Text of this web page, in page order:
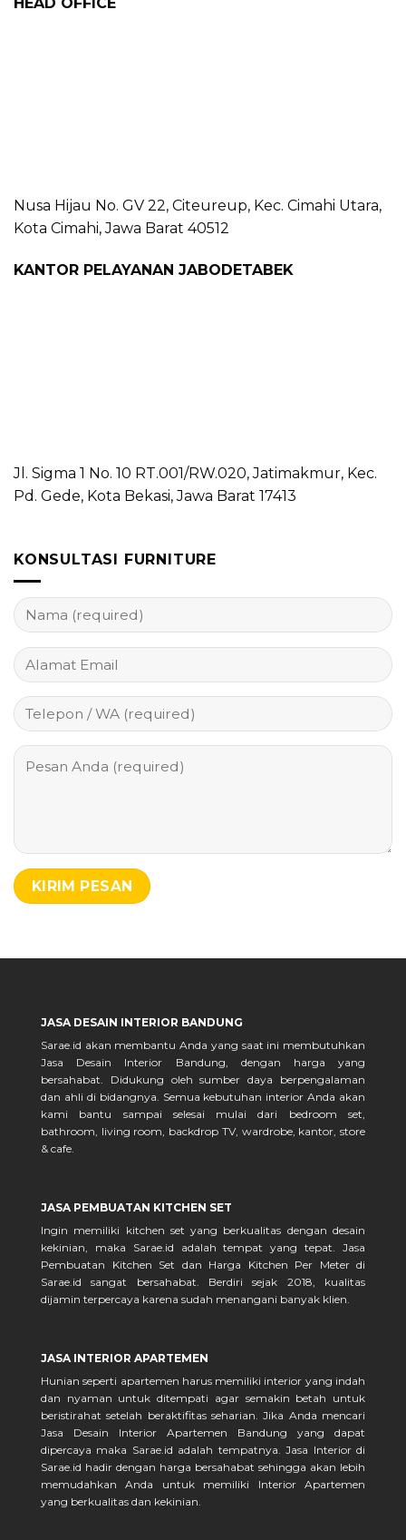
Nusa Hijau No. GV 22, Citeureup, Kec. Cimahi Utara,
Kota Cimahi, Jawa Barat 40512
KANTOR PELAYANAN JABODETABEK
Jl. Sigma 1 No. 10 RT.001/RW.020, Jatimakmur, Kec.
Pd. Gede, Kota Bekasi, Jawa Barat 17413
KONSULTASI FURNITURE
JASA DESAIN INTERIOR BANDUNG
Sarae.id akan membantu Anda yang saat ini membutuhkan
Jasa Desain Interior Bandung, dengan harga yang
bersahabat. Didukung oleh sumber daya berpengalaman
dan ahli di bidangnya. Semua kebutuhan interior Anda akan
kami bantu sampai selesai mulai dari bedroom set,
bathroom, living room, backdrop TV, wardrobe, kantor, store
& cafe.
JASA PEMBUATAN KITCHEN SET
Ingin memiliki kitchen set yang berkualitas dengan desain
kekinian, maka Sarae.id adalah tempat yang tepat. Jasa
Pembuatan Kitchen Set dan Harga Kitchen Per Meter di
Sarae.id sangat bersahabat. Berdiri sejak 2018, kualitas
dijamin terpercaya karena sudah menangani banyak klien.
JASA INTERIOR APARTEMEN
Hunian seperti apartemen harus memiliki interior yang indah
dan nyaman untuk ditempati agar semakin betah untuk
beristirahat setelah beraktifitas seharian. Jika Anda mencari
Jasa Desain Interior Apartemen Bandung yang dapat
dipercaya maka Sarae.id adalah tempatnya. Jasa Interior di
Sarae.id hadir dengan harga bersahabat sehingga akan lebih
memudahkan Anda untuk memiliki Interior Apartemen
yang berkualitas dan kekinian.